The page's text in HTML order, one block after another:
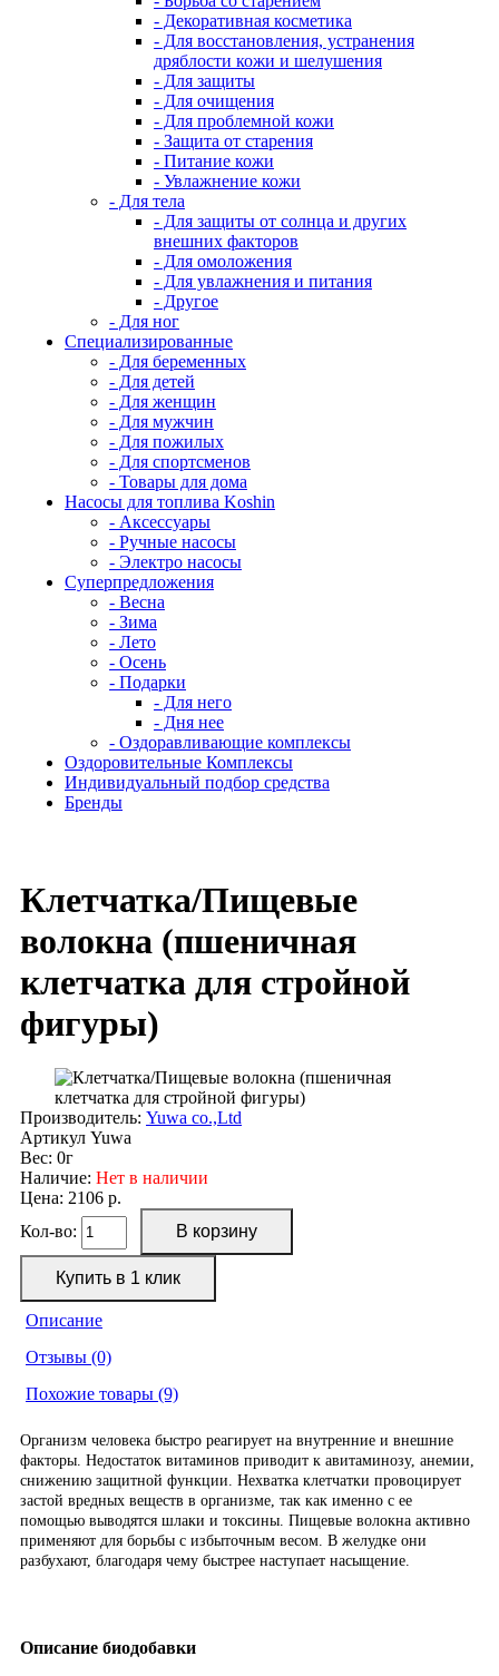
- Декоративная косметика
- Для восстановления, устранения
дряблости кожи и шелушения
- Для защиты
- Для очищения
- Для проблемной кожи
- Защита от старения
- Питание кожи
- Увлажнение кожи
- Для тела
- Для защиты от солнца и других
внешних факторов
- Для омоложения
- Для увлажнения и питания
- Другое
- Для ног
Специализированные
- Для беременных
- Для детей
- Для женщин
- Для мужчин
- Для пожилых
- Для спортсменов
- Товары для дома
Насосы для топлива Koshin
- Аксессуары
- Ручные насосы
- Электро насосы
Суперпредложения
- Весна
- Зима
- Лето
- Осень
- Подарки
- Для него
- Дня нее
- Оздоравливающие комплексы
Оздоровительные Комплексы
Индивидуальный подбор средства
Бренды
Клетчатка/Пищевые
волокна (пшеничная
клетчатка для стройной
фигуры)
Производитель: Yuwa co.,Ltd
Артикул Yuwa
Вес: 0г
Наличие: Нет в наличии
Цена: 2106 р.
Кол-во:
Описание
Отзывы (0)
Похожие товары (9)
Организм человека быстро реагирует на внутренние и внешние
факторы. Недостаток витаминов приводит к авитаминозу, анемии,
снижению защитной функции. Нехватка клетчатки провоцирует
застой вредных веществ в организме, так как именно с ее
помощью выводятся шлаки и токсины. Пищевые волокна активно
применяют для борьбы с избыточным весом. В желудке они
разбухают, благодаря чему быстрее наступает насыщение.
Описание биодобавки